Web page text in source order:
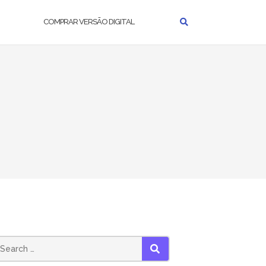
COMPRAR VERSÃO DIGITAL
SEARCH